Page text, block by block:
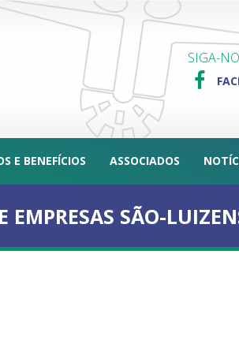
SIGA-
E BENEFÍCIOS ASSOCIADOS
EMPRESAS SÃO-